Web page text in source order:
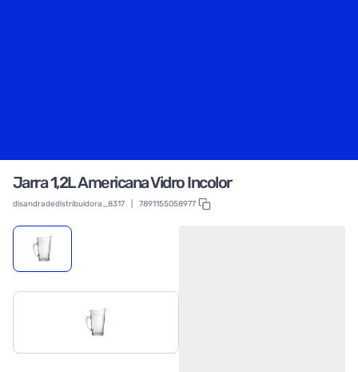
Jarra 1,2L Americana Vidro Incolor
disandradedistribuidora_8317 7891155058977